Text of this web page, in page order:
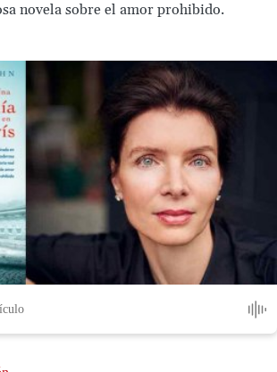
novela sobre el amor prohibido.